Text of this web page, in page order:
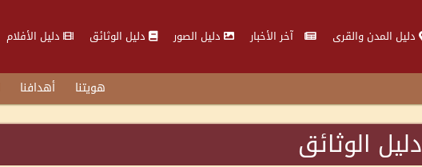
دليل المدن والقرى آخر الأخبار دليل الصور دليل الوثائق دليل الأفلام
هويتنا أهدافنا
دليل الوثائق